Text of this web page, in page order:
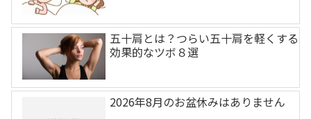
五十肩とは？つらい五十肩を軽くする
効果的なツボ８選
2026年8月のお盆休みはありません